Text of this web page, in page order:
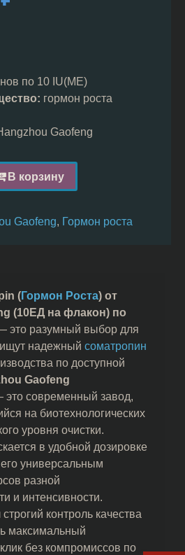
по 10 IU(ME)
гормон роста
Gaofeng
В корзину
Gaofeng, Гормон роста
(Гормон Роста) от
(10ЕД на флакон) по
это разумный выбор для
надежный соматропин
по доступной
Gaofeng
современный завод,
на биотехнологических
уровня очистки.
в удобной дозировке
универсальным
разной
и интенсивности.
контроль качества
максимальный
без компромиссов по